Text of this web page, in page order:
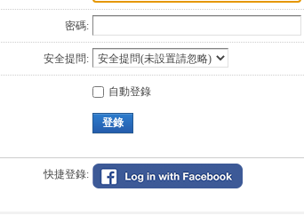
密碼:
安全提問:
自動登錄
登錄
快捷登錄: